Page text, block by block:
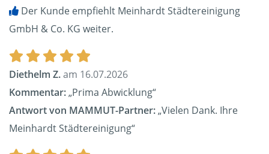
Der Kunde empfiehlt Meinhardt Städtereinigung
GmbH & Co. KG weiter.
Diethelm Z.am 16.07.2026
Kommentar:„Prima Abwicklung“
Antwort von MAMMUT-Partner:„Vielen Dank. Ihre
Meinhardt Städtereinigung“